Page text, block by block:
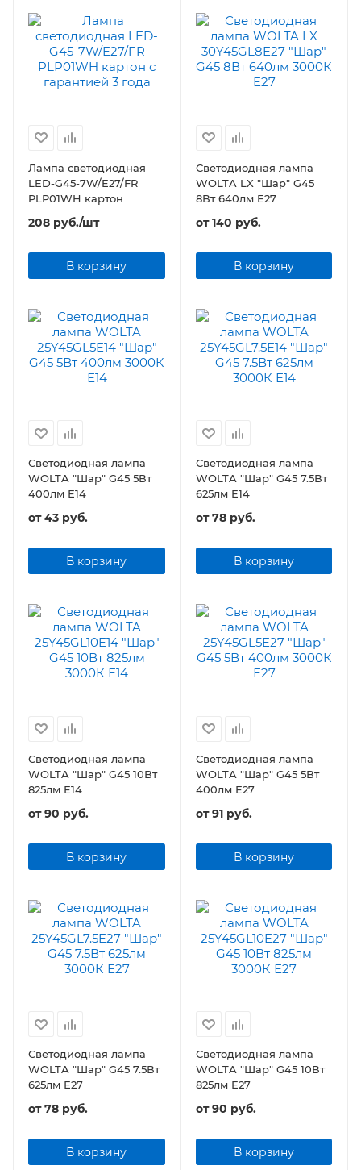
Лампа светодиодная
LED-G45-7W/E27/FR
PLP01WH картон
208 руб./шт
В корзину
Светодиодная лампа
WOLTA LX "Шар" G45
8Вт 640лм E27
от140 руб.
В корзину
Светодиодная лампа
WOLTA "Шар" G45 5Вт
400лм Е14
от43 руб.
В корзину
Светодиодная лампа
WOLTA "Шар" G45 7.5Вт
625лм Е14
от78 руб.
В корзину
Светодиодная лампа
WOLTA "Шар" G45 10Вт
825лм Е14
от90 руб.
В корзину
Светодиодная лампа
WOLTA "Шар" G45 5Вт
400лм Е27
от91 руб.
В корзину
Светодиодная лампа
WOLTA "Шар" G45 7.5Вт
625лм Е27
от78 руб.
В корзину
Светодиодная лампа
WOLTA "Шар" G45 10Вт
825лм Е27
от90 руб.
В корзину